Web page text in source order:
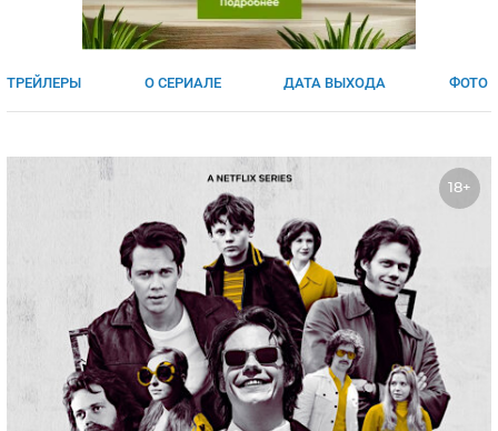
МЕЛОДРАМЫ
ИСПАНИЯ
ФРАНЦИЯ
СВЕТСКИЕ НОВОСТИ
ТРЕЙЛЕРЫ О СЕРИАЛЕ ДАТА ВЫХОДА ФОТО
18+